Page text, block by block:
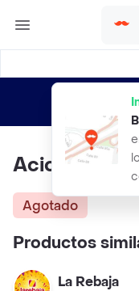
envíos
Aciclovir
Agotado
Productos
La Rebaja